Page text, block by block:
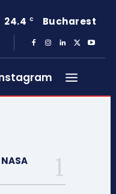
24.4 C Bucharest